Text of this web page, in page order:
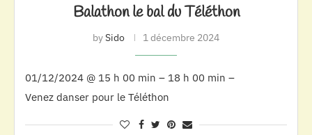
Balathon le bal du Téléthon
bySido 1 décembre 2024
01/12/2024 @ 15 h 00 min – 18 h 00 min –
Venez danser pour le Téléthon